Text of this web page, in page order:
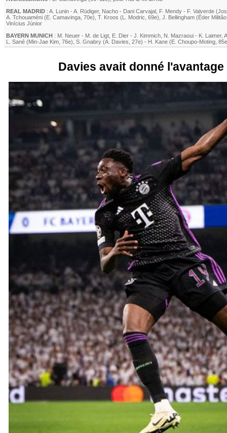
REAL MADRID : A. Lunin - A. Rüdiger, Nacho - Dani Carvajal F. Mendy - F. Valverde (
A. Tchouaméni (E. Camavinga , 70e) T. Kroos (L. Modric , 69e) J. Bellingham (Éder Militão
Vinícius Júnior
BAYERN MUNICH : M. Neuer - M. de Ligt E. Dier - J. Kimmich N. Mazraoui - K. Laimer,
L. Sané (Min-Jae Kim , 76e) S. Gnabry (A. Davies , 27e) - H. Kane (E. Choupo-Moting ,
Davies avait donné